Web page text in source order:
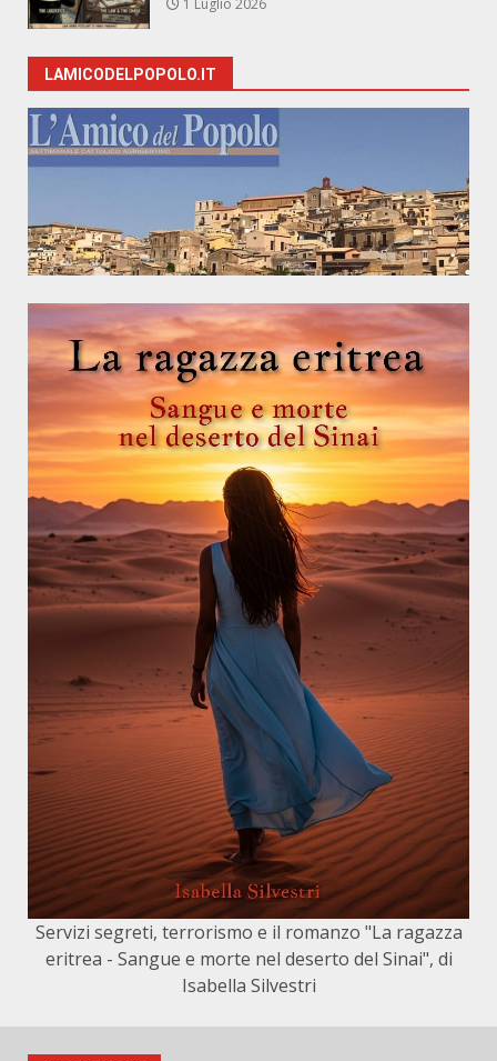
1 Luglio 2026
LAMICODELPOPOLO.IT
Servizi segreti, terrorismo e il romanzo "La ragazza
eritrea - Sangue e morte nel deserto del Sinai", di
Isabella Silvestri